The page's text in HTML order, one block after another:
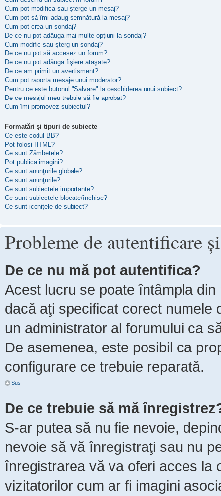
Cum pot modifica sau şterge un mesaj?
Cum pot să îmi adaug semnătură la mesaj?
Cum pot crea un sondaj?
De ce nu pot adăuga mai multe opţiuni la sondaj?
Cum modific sau şterg un sondaj?
De ce nu pot să accesez un forum?
De ce nu pot adăuga fişiere ataşate?
De ce am primit un avertisment?
Cum pot raporta mesaje unui moderator?
Pentru ce este butonul "Salvare" la deschiderea unui subiect?
De ce mesajul meu trebuie să fie aprobat?
Cum îmi promovez subiectul?
Formatări şi tipuri de subiecte
Ce este codul BB?
Pot folosi HTML?
Ce sunt Zâmbetele?
Pot publica imagini?
Ce sunt anunţurile globale?
Ce sunt anunţurile?
Ce sunt subiectele importante?
Ce sunt subiectele blocate/închise?
Ce sunt iconiţele de subiect?
Probleme de autentificare
De ce nu mă pot autentifica?
Acest lucru se poate întâmpla
dacă aţi specificat corect numele
un administrator al forumului ca
De asemenea, este posibil ca
configurare ce trebuie reparată.
Sus
De ce trebuie să mă
S-ar putea să nu fie nevoie,
nevoie să vă înregistraţi sau nu
înregistrarea vă va oferi acces la
vizitatorilor cum ar fi imagini